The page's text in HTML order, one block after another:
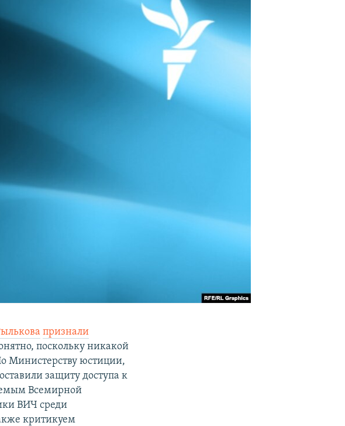
признали
поскольку никакой
Министерству юстиции,
защиту доступа к
Всемирной
ВИЧ среди
критикуем